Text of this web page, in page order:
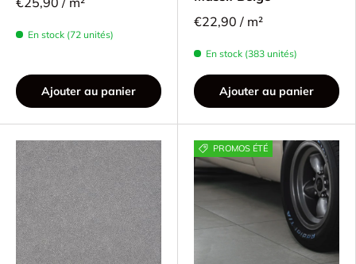
En stock (72 unités)
Ajouter au panier
€22,90 / m²
En stock (383 unités)
Ajouter au panier
PROMOS ÉTÉ